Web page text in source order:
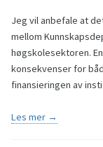
Jeg vil anbefale at
mellom
høgskolesektoren.
konsekvenser for
finansieringen av
Les mer →